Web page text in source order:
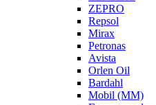
ZEPRO
Repsol
Mirax
Petronas
Avista
Orlen Oil
Bardahl
Mobil (ММ)